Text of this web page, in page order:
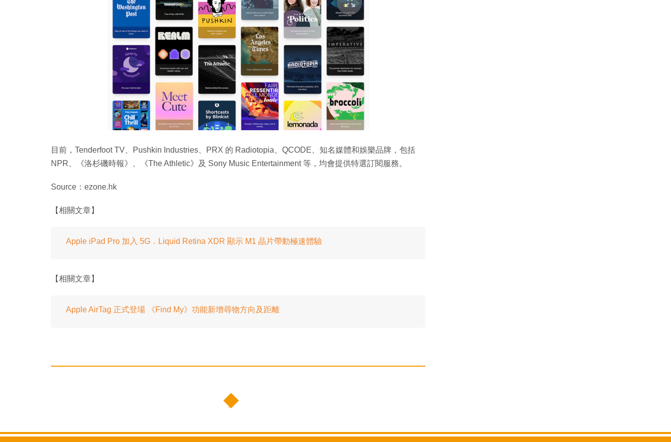
目前，Tenderfoot TV、Pushkin Industries、PRX 的 Radiotopia、QCODE、知名媒體和娛樂品牌，包括
NPR、《洛杉磯時報》、《The Athletic》及 Sony Music Entertainment 等，均會提供特選訂閱服務。
Source：ezone.hk
【相關文章】
Apple iPad Pro 加入 5G．Liquid Retina XDR 顯示 M1 晶片帶動極速體驗
【相關文章】
Apple AirTag 正式登場 《Find My》功能新增尋物方向及距離